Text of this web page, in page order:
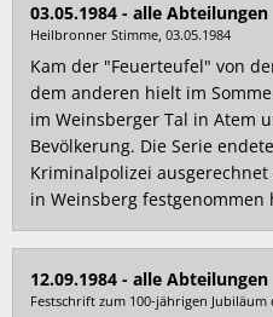
03.05.1984 - alle Abteilungen
Heilbronner Stimme, 03.05.1984
Kam der "Feuerteufel" von
dem anderen hielt im
im Weinsberger Tal in Atem
Bevölkerung. Die Serie
Kriminalpolizei
in Weinsberg festgenommen
12.09.1984 - alle Abteilungen
Festschrift zum 100-jährigen